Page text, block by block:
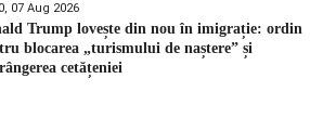
07 Aug 2026
Trump lovește din nou în imigrație: ordin
blocarea „turismului de naștere” și
cetățeniei